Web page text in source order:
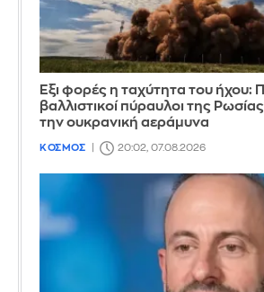
Έξι φορές η ταχύτητα του ήχου:
βαλλιστικοί πύραυλοι της
την ουκρανική αεράμυνα
ΚΟΣΜΟΣ 20:02, 07.08.2026